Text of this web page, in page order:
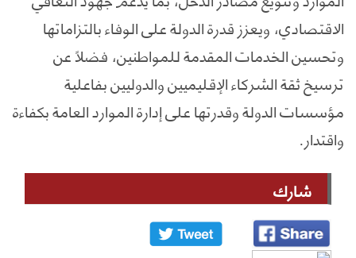
الاقتصادي، ويعزز قدرة الدولة على الوفاء بالتزاماتها
وتحسين الخدمات المقدمة للمواطنين، فضلاً عن
ترسيخ ثقة الشركاء الإقليميين والدوليين بفاعلية
مؤسسات الدولة وقدرتها على إدارة الموارد العامة بكفاءة
واقتدار.
شارك